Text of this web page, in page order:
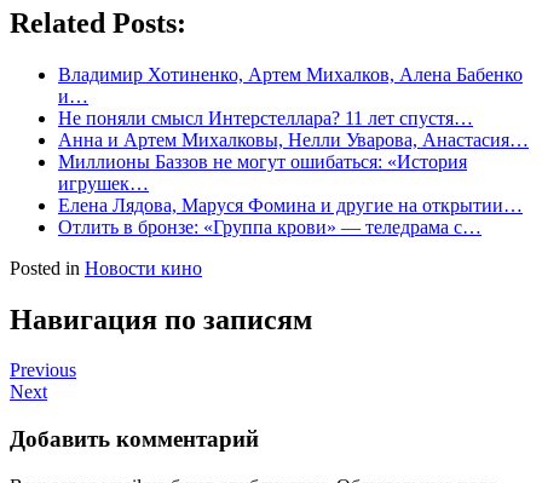
Related Posts:
Владимир Хотиненко, Артем Михалков, Алена Бабенко
и…
Не поняли смысл Интерстеллара? 11 лет спустя…
Анна и Артем Михалковы, Нелли Уварова, Анастасия…
Миллионы Баззов не могут ошибаться: «История
игрушек…
Елена Лядова, Маруся Фомина и другие на открытии…
Отлить в бронзе: «Группа крови» — теледрама с…
Posted in Новости кино
Навигация по записям
Previous
Next
Добавить комментарий